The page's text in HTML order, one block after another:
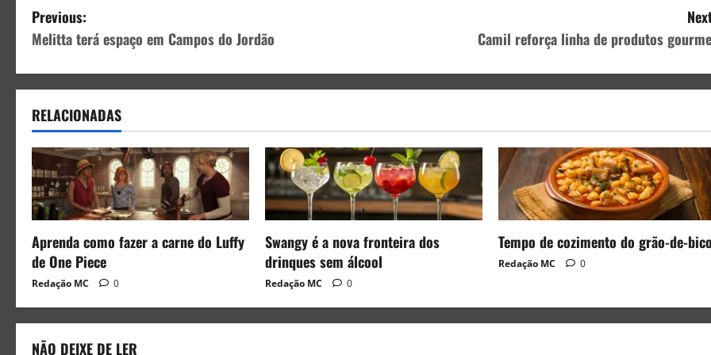
Previous:
Melitta terá espaço em Campos do Jordão
Camil reforça linha de produtos
RELACIONADAS
Aprenda como fazer a carne do Luffy
de One Piece
Redação MC 0
Swangy é a nova fronteira dos
drinques sem álcool
Redação MC 0
Tempo de cozimento do grão-de-bico
Redação MC 0
NÃO DEIXE DE LER